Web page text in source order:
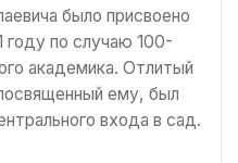
было присвоено
по случаю 100-
академика. Отлитый
ему, был
входа в сад.